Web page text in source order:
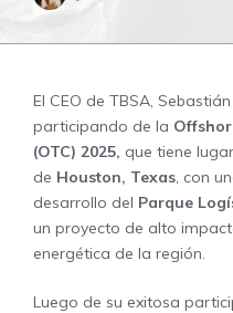
El CEO de TBSA,
participando de la
(OTC) 2025, que tiene
de Houston, Texas, con
desarrollo del Parque
un proyecto de alto
energética de la región.
Luego de su exitosa